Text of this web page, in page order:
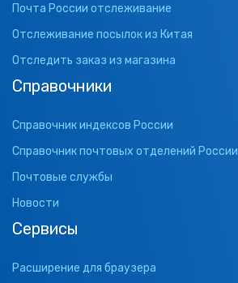
Почта России отслеживание
Отслеживание посылок из Китая
Отследить заказ из магазина
Справочники
Справочник индексов России
Справочник почтовых отделений России
Почтовые службы
Новости
Сервисы
Расширение для браузера